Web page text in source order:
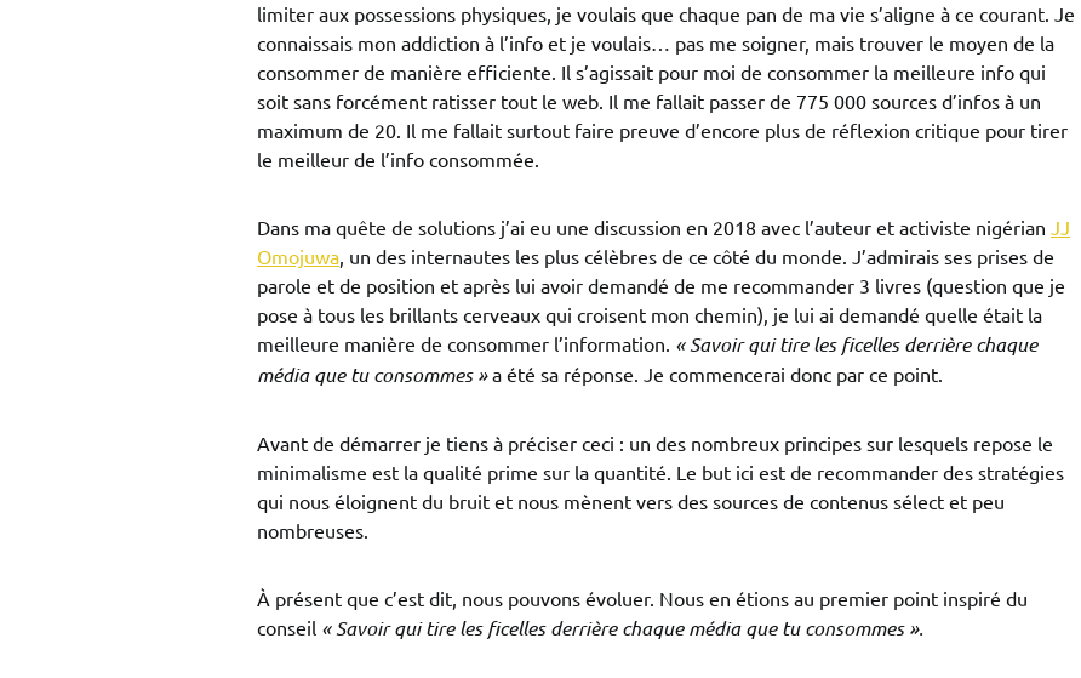
limiter aux possessions physiques, je voulais que chaque pan de ma vie s’aligne à ce courant. Je
connaissais mon addiction à l’info et je voulais… pas me soigner, mais trouver le moyen de la
consommer de manière efficiente. Il s’agissait pour moi de consommer la meilleure info qui
soit sans forcément ratisser tout le web. Il me fallait passer de 775 000 sources d’infos à un
maximum de 20. Il me fallait surtout faire preuve d’encore plus de réflexion critique pour tirer
le meilleur de l’info consommée.
Dans ma quête de solutions j’ai eu une discussion en 2018 avec l’auteur et activiste nigérian JJ
Omojuwa, un des internautes les plus célèbres de ce côté du monde. J’admirais ses prises de
parole et de position et après lui avoir demandé de me recommander 3 livres (question que je
pose à tous les brillants cerveaux qui croisent mon chemin), je lui ai demandé quelle était la
meilleure manière de consommer l’information. « Savoir qui tire les ficelles derrière chaque
média que tu consommes »a été sa réponse. Je commencerai donc par ce point.
Avant de démarrer je tiens à préciser ceci : un des nombreux principes sur lesquels repose le
minimalisme est la qualité prime sur la quantité. Le but ici est de recommander des stratégies
qui nous éloignent du bruit et nous mènent vers des sources de contenus sélect et peu
nombreuses.
À présent que c’est dit, nous pouvons évoluer. Nous en étions au premier point inspiré du
conseil « Savoir qui tire les ficelles derrière chaque média que tu consommes ».